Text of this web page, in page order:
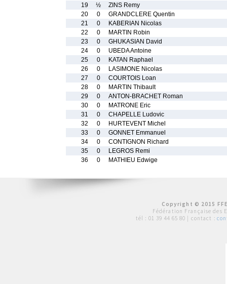
19
½
ZINS Remy
20
0
GRANDCLERE Quentin
21
0
KABERIAN Nicolas
22
0
MARTIN Robin
23
0
GHUKASIAN David
24
0
UBEDA Antoine
25
0
KATAN Raphael
26
0
LASIMONE Nicolas
27
0
COURTOIS Loan
28
0
MARTIN Thibault
29
0
ANTON-BRACHET Roman
30
0
MATRONE Eric
31
0
CHAPELLE Ludovic
32
0
HURTEVENT Michel
33
0
GONNET Emmanuel
34
0
CONTIGNON Richard
35
0
LEGROS Remi
36
0 MATHIEU Edwige
Copyright © 2015
Fédération Française des
tél : 01 39 44 65 80 | contact :